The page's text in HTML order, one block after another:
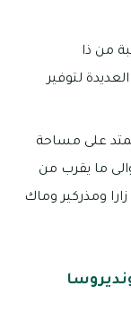
من ذا
لتوفير
على مساحة
حوالى ما يقرب من
زارا ومذركير وماك